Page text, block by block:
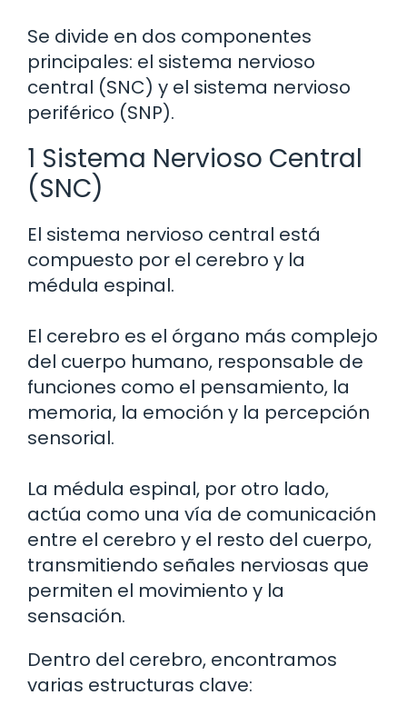
Se divide en dos componentes
principales: el sistema nervioso
central (SNC) y el sistema nervioso
periférico (SNP).
1 Sistema Nervioso Central
(SNC)
El sistema nervioso central está
compuesto por el cerebro y la
médula espinal.
El cerebro es el órgano más complejo
del cuerpo humano, responsable de
funciones como el pensamiento, la
memoria, la emoción y la percepción
sensorial.
La médula espinal, por otro lado,
actúa como una vía de comunicación
entre el cerebro y el resto del cuerpo,
transmitiendo señales nerviosas que
permiten el movimiento y la
sensación.
Dentro del cerebro, encontramos
varias estructuras clave: